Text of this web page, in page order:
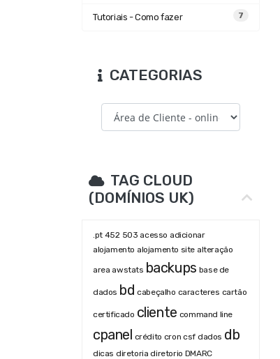
7
Tutoriais - Como fazer
CATEGORIAS
TAG CLOUD
(DOMÍNIOS UK)
.pt 452 503 acesso adicionar
alojamento alojamento site alteração
area awstats backups base de
dados bd cabeçalho caracteres cartão
certificado cliente command line
cpanel crédito cron csf dados db
dicas diretoria diretorio DMARC